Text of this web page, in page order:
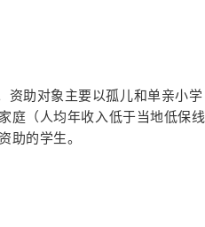
资助对象主要以孤儿和单亲小学
庭（人均年收入低于当地低保线
助的学生。